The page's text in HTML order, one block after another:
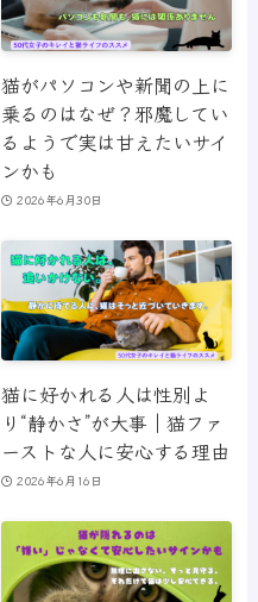
猫がパソコンや新聞の上に
乗るのはなぜ？邪魔してい
るようで実は甘えたいサイ
ンかも
2026年6月30日
猫に好かれる人は性別よ
り“静かさ”が大事｜猫ファ
ーストな人に安心する理由
2026年6月16日